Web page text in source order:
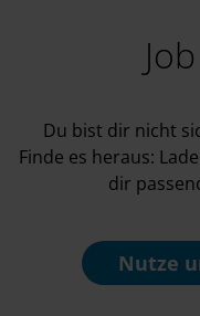
Du bist dir nicht
Finde es heraus:
dir
Nutze